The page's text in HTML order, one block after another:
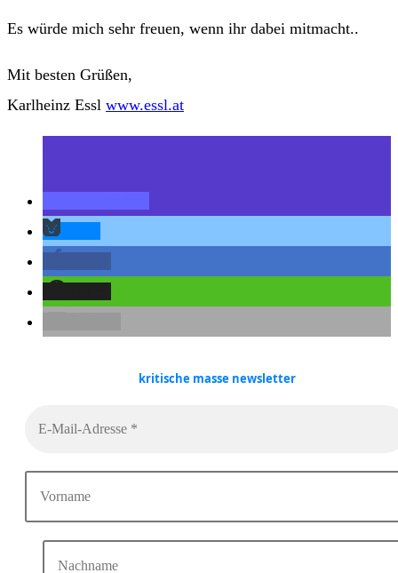
Es würde mich sehr freuen, wenn ihr dabei mitmacht..
Mit besten Grüßen,
Karlheinz Essl www.essl.at
kritische masse newsletter